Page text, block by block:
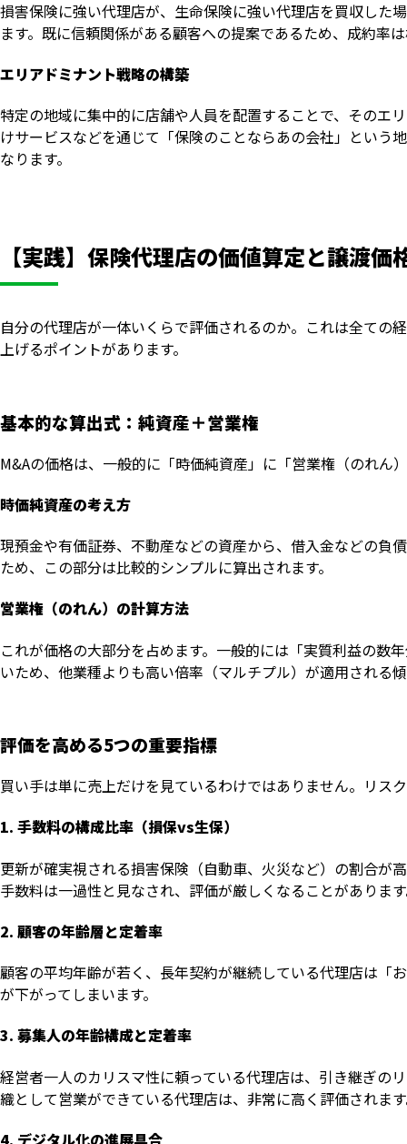
損害保険に強い代理店が、生命保険に強い代理店を買収した
ます。既に信頼関係がある顧客への提案であるため、成約率
エリアドミナント戦略の構築
特定の地域に集中的に店舗や人員を配置することで、そのエ
けサービスなどを通じて「保険のことならあの会社」という
なります。
【実践】保険代理店の価値算定と譲渡価
自分の代理店が一体いくらで評価されるのか。これは全ての
上げるポイントがあります。
基本的な算出式：純資産＋営業権
M&Aの価格は、一般的に「時価純資産」に「営業権（のれん
時価純資産の考え方
現預金や有価証券、不動産などの資産から、借入金などの負
ため、この部分は比較的シンプルに算出されます。
営業権（のれん）の計算方法
これが価格の大部分を占めます。一般的には「実質利益の数
いため、他業種よりも高い倍率（マルチプル）が適用される
評価を高める5つの重要指標
買い手は単に売上だけを見ているわけではありません。リス
1. 手数料の構成比率（損保vs生保）
更新が確実視される損害保険（自動車、火災など）の割合が
手数料は一過性と見なされ、評価が厳しくなることがありま
2. 顧客の年齢層と定着率
顧客の平均年齢が若く、長年契約が継続している代理店は「
が下がってしまいます。
3. 募集人の年齢構成と定着率
経営者一人のカリスマ性に頼っている代理店は、引き継ぎの
織として営業ができている代理店は、非常に高く評価されま
4. デジタル化の進展具合